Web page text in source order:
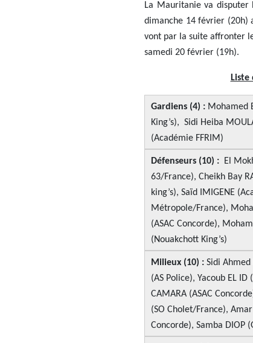
La Mauritanie va disputer
dimanche 14 février (20h)
vont par la suite affronter
samedi 20 février (19h).
Gardiens (4) : Mohamed
King’s), Sidi Heiba
(Académie FFRIM)
Défenseurs (10) :
El
63/France), Cheikh Bay
king’s), Saïd IMIGENE
Métropole/France),
(ASAC Concorde),
(Nouakchott King’s)
Milieux (10) : Sidi Ahmed
(AS Police), Yacoub EL
CAMARA (ASAC
(SO Cholet/France),
Concorde), Samba DIOP